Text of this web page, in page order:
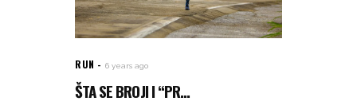
RUN 6 years ago
ŠTA SE BROJI I “PR...